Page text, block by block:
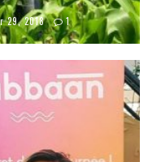
29, 2018 1